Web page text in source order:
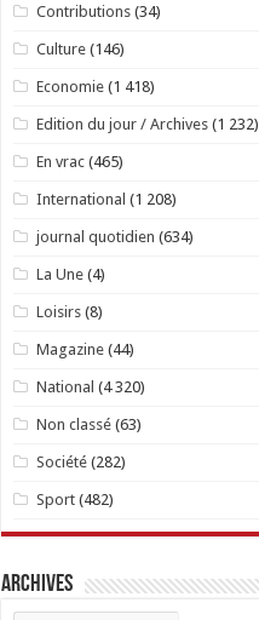
Contributions(34)
Culture(146)
Economie(1 418)
Edition du jour / Archives(1 232)
En vrac(465)
International (1 208)
journal quotidien (634)
La Une(4)
Loisirs(8)
Magazine(44)
National (4 320)
Non classé(63)
Société(282)
Sport(482)
Archives